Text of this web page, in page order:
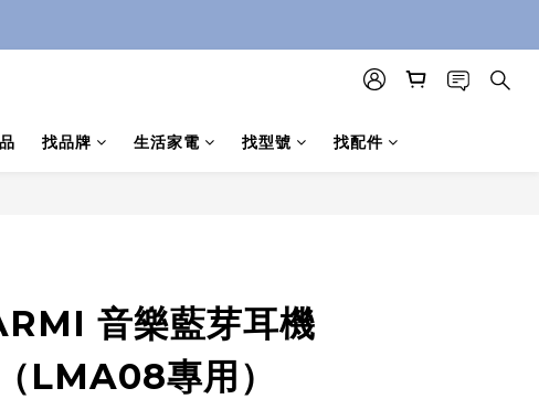
找品牌 生活家電 找型號 找配件
音樂藍芽耳機
LMA08專用）